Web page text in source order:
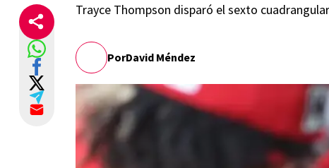
Trayce Thompson disparó el sexto cuadrangular
PorDavid Méndez